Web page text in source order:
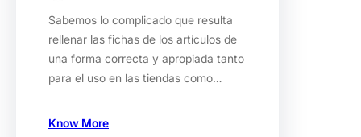
Sabemos lo complicado que resulta
rellenar las fichas de los artículos de
una forma correcta y apropiada tanto
para el uso en las tiendas como…
Know More